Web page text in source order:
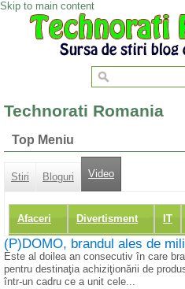
Skip to main content
Technorati Romania
Top Meniu
Stiri Bloguri Video
Afaceri Divertisment IT
(P)DOMO, brandul ales de
Este al doilea an consecutiv în care
pentru destinaţia achiziţionării de
într-un cadru ce a unit cele...